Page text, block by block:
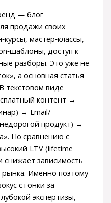
— блог
продажи своих
мастер‑классы,
доступ к
разборы. Это уже не
а основная статья
текстовом виде
контент →
→ Email/
продукт) →
По сравнению с
LTV (lifetime
снижает зависимость
рынка. Именно поэтому
с гонки за
экспертизы,